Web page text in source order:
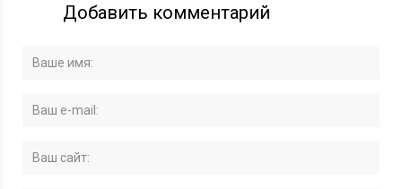
Добавить комментарий